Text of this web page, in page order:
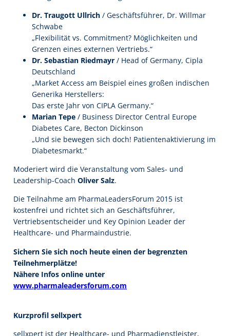
Dr. Traugott Ullrich / Geschäftsführer, Dr. Willmar
Schwabe
„Flexibilität vs. Commitment? Möglichkeiten und
Grenzen eines externen Vertriebs.“
Dr. Sebastian Riedmayr / Head of Germany, Cipla
Deutschland
„Market Access am Beispiel eines großen indischen
Generika Herstellers:
Das erste Jahr von CIPLA Germany.“
Marian Tepe / Business Director Central Europe
Diabetes Care, Becton Dickinson
„Und sie bewegen sich doch! Patientenaktivierung im
Diabetesmarkt.“
Moderiert wird die Veranstaltung vom Sales- und
Leadership-Coach Oliver Salz.
Die Teilnahme am PharmaLeadersForum 2015 ist
kostenfrei und richtet sich an Geschäftsführer,
Vertriebsentscheider und Key Opinion Leader der
Healthcare- und Pharmaindustrie.
Sichern Sie sich noch heute einen der begrenzten
Teilnehmerplätze!
Nähere Infos online unter
www.pharmaleadersforum.com
Kurzprofil sellxpert
sellxpert ist der Healthcare- und Pharmadienstleister,